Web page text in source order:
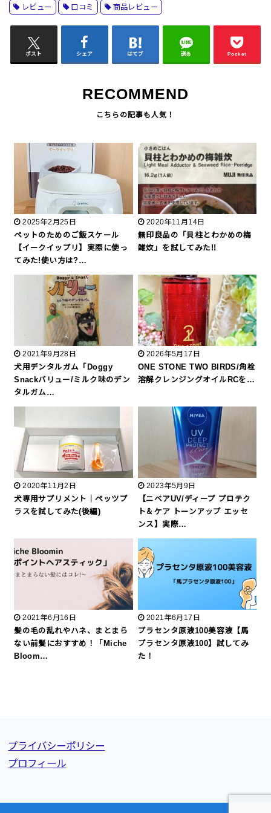
レビュー 口コミ 商品レビュー
ポスト シェア はてブ 送る Pocket
RECOMMEND
2025年2月25日
ペットのためのご飯スケール
【イークイップリ】実際に使っ
てみた!使い方は?…
2020年11月14日
無印良品の「貝柱とわかめの梅
雑炊」を試してみた!!
2021年9月28日
犬用デンタルガム「Doggy
Snackバリュー/ミルク味のデン
タルガム…
2026年5月17日
ONE STONE TWO BIRDS/角栓
溶解クレンジングオイルRCを…
2020年11月2日
犬専用サプリメント｜ペッツプ
ラスを試してみた(後編)
2023年5月9日
【ニベアUV/ディープ プロテク
ト＆ケア トーンアップ エッセ
ンス】実際…
2021年6月16日
髪の毛の乱れやハネ、まとまら
ない前髪におすすめ！「Miche
Bloom…
2021年6月17日
プラセンタ原液100美容液【馬
プラセンタ原液100】試してみ
た！
プライバシーポリシー
プロフィール